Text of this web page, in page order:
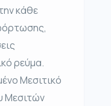
κάθε
ρεύμα.
Μεσιτικό
Μεσιτών